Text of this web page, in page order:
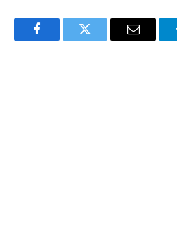
FacebookTwitter Email